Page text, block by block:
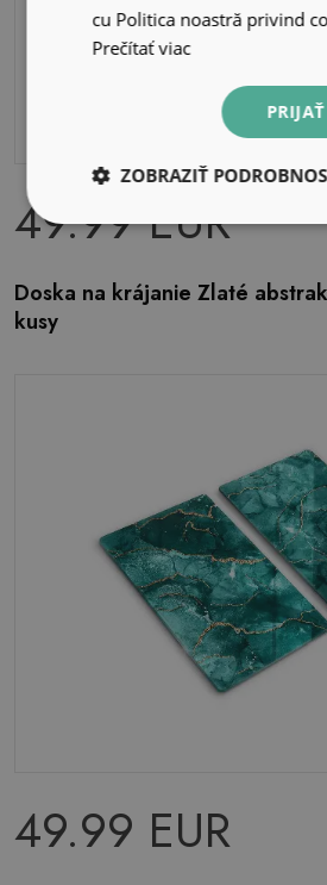
49.99 EUR
Doska na krájanie Zlaté
kusy
49.99 EUR
cu Politica noastră privind
Prečítať viac
ZOBRAZIŤ